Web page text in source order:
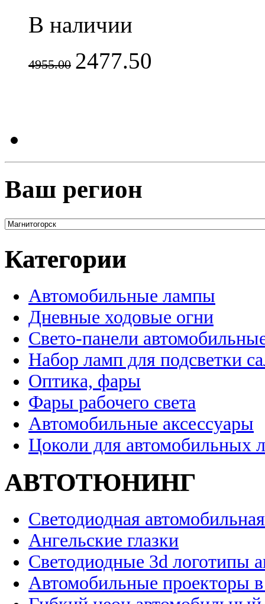
В наличии
4955.00 2477.50
Ваш регион
Категории
Автомобильные лампы
Дневные ходовые огни
Свето-панели
Набор ламп для подсветки
Оптика, фары
Фары рабочего света
Автомобильные аксессуары
Цоколи для автомобильных
АВТОТЮНИНГ
Светодиодная
Ангельские глазки
Светодиодные 3d логотипы
Автомобильные проекторы